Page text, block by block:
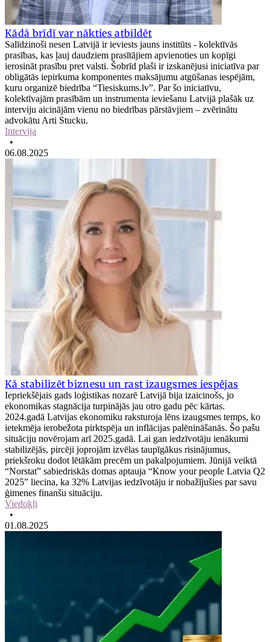
Kādā brīdī var nākties atbildēt
Salīdzinoši nesen Latvijā ir ieviests jauns institūts - kolektīvās
prasības, kas ļauj daudziem prasītājiem apvienoties un kopīgi
ierosināt prasību pret valsti. Šobrīd plaši ir izskanējusi iniciatīva par
obligātās iepirkuma komponentes maksājumu atgūšanas iespējām,
kuru organizē biedrība “Tiesiskums.lv”. Par šo iniciatīvu,
kolektīvajām prasībām un instrumenta ieviešanu Latvijā plašāk uz
interviju aicinājām vienu no biedrības pārstāvjiem – zvērinātu
advokātu Arti Stucku.
Intervija
•
06.08.2025
Kā stabilizēt biznesu un rast izaugsmes iespējas
Iepriekšējais gads loģistikas nozarē Latvijā bija izaicinošs, jo
ekonomikas stagnācija turpinājās jau otro gadu pēc kārtas.
2024.gadā Latvijas ekonomiku raksturoja lēns izaugsmes temps, ko
ietekmēja ierobežota pirktspēja un inflācijas palēnināšanās. Šo pašu
situāciju novērojam arī 2025.gadā. Lai gan iedzīvotāju ienākumi
stabilizējās, pircēji joprojām izvēlas taupīgākus risinājumus,
priekšroku dodot lētākām precēm un pakalpojumiem. Jūnijā veiktā
“Norstat” sabiedriskās domas aptauja “Know your people Latvia Q2
2025” liecina, ka 32% Latvijas iedzīvotāju ir nobažījušies par savu
ģimenes finanšu situāciju.
Viedokļi
•
01.08.2025